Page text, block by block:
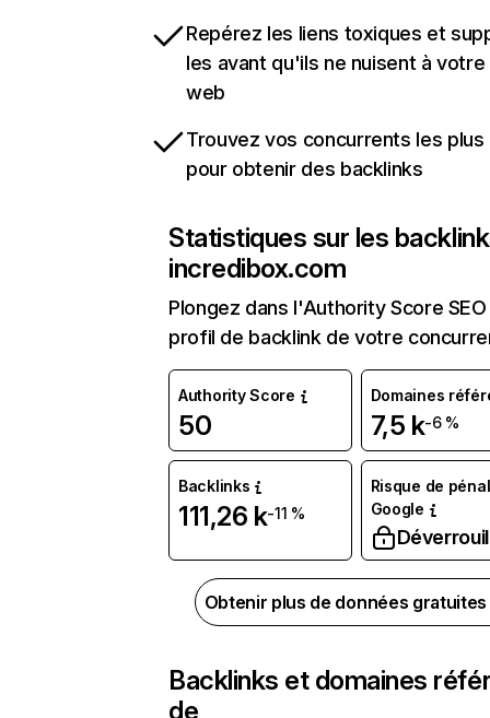
Repérez les liens toxiques et
les avant qu'ils ne nuisent à
web
Trouvez vos concurrents les
pour obtenir des backlinks
Statistiques sur les
incredibox.com
Plongez dans l'Authority Score
profil de backlink de votre
Authority Score
50
Domaines
7,5 k-6 %
Backlinks
111,26 k-11 %
Risque de
Google
Obtenir plus de données
Backlinks et domaines
de